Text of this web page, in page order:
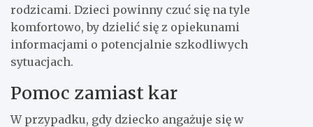
rodzicami. Dzieci powinny czuć się na tyle
komfortowo, by dzielić się z opiekunami
informacjami o potencjalnie szkodliwych
sytuacjach.
Pomoc zamiast kar
W przypadku, gdy dziecko angażuje się w